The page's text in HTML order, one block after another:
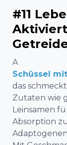
#11
A
Schüssel
das
Zutaten wie
Leinsamen
Absorption